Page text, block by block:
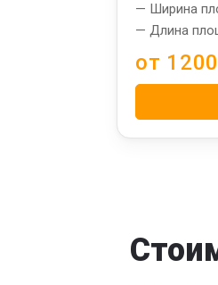
— Ширина
— Длина
от